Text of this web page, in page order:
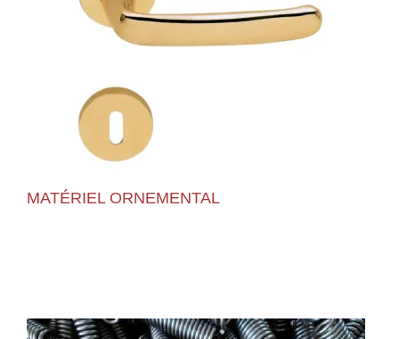
MATÉRIEL ORNEMENTAL